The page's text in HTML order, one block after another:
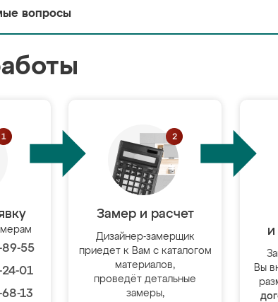
вопросы
55
01
13
Замер и расчет
Дизайнер-замерщик
приедет к Вам с каталогом
материалов,
проведёт детальные
замеры,
и
Вы